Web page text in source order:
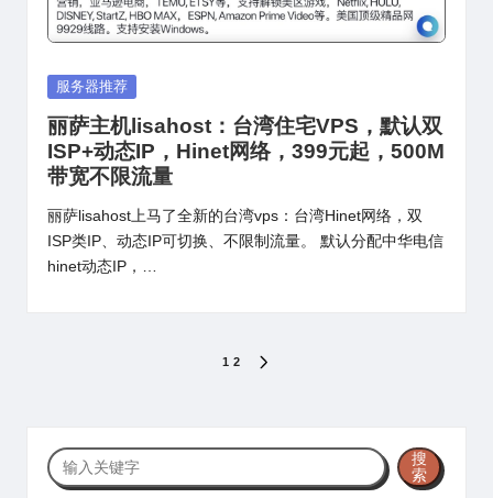
Posted
服务器推荐
丽萨主机lisahost：台湾住宅VPS，默认双
ISP+动态IP，Hinet网络，399元起，500M
带宽不限流量
丽萨lisahost上马了全新的台湾vps：台湾Hinet网络，双
ISP类IP、动态IP可切换、不限制流量。 默认分配中华电信
hinet动态IP，…
分
页
1 2
搜
索
搜
索